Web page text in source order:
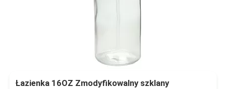
Łazienka 16OZ Zmodyfikowalny szklany